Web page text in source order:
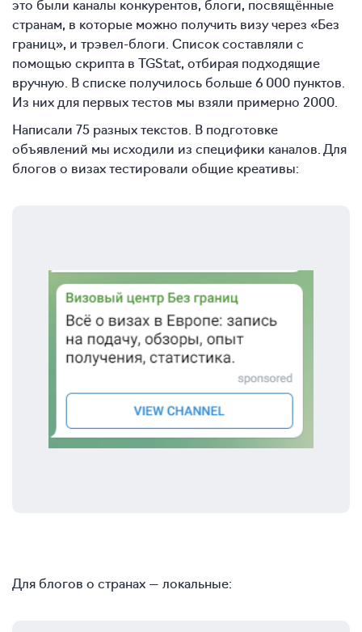
это были каналы конкурентов, блоги, посвящённые
странам, в которые можно получить визу через «Без
границ», и трэвел-блоги. Список составляли с
помощью скрипта в TGStat, отбирая подходящие
вручную. В списке получилось больше 6 000 пунктов.
Из них для первых тестов мы взяли примерно 2000.
Написали 75 разных текстов. В подготовке
объявлений мы исходили из специфики каналов. Для
блогов о визах тестировали общие креативы:
Для блогов о странах — локальные: